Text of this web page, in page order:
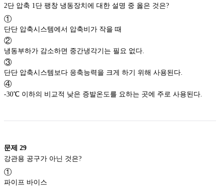
①
단단 압축시스템에서 압축비가 작을 때
②
냉동부하가 감소하면 중간냉각기는 필요 없다.
③
단단 압축시스템보다 응축능력을 크게 하기 위해 사용된다.
④
-30℃ 이하의 비교적 낮은 증발온도를 요하는 곳에 주로 사용된다.
문제 29
①
파이프 바이스